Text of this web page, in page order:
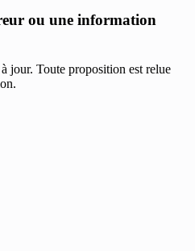
ou une information
jour. Toute proposition est relue